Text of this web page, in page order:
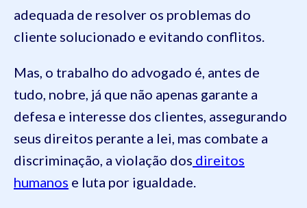
adequada de resolver os problemas do
cliente solucionado e evitando conflitos.
Mas, o trabalho do advogado é, antes de
tudo, nobre, já que não apenas garante a
defesa e interesse dos clientes, assegurando
seus direitos perante a lei, mas combate a
discriminação, a violação dos direitos
humanos e luta por igualdade.